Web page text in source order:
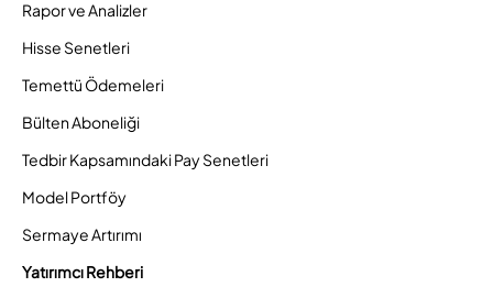
Rapor ve Analizler
Hisse Senetleri
Temettü Ödemeleri
Bülten Aboneliği
Tedbir Kapsamındaki Pay Senetleri
Model Portföy
Sermaye Artırımı
Yatırımcı Rehberi